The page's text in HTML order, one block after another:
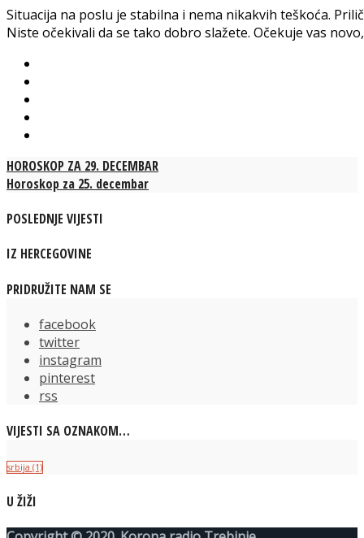
Situacija na poslu je stabilna i nema nikakvih teškoća.
Niste očekivali da se tako dobro slažete. Očekuje vas
HOROSKOP ZA 29. DECEMBAR
Horoskop za 25. decembar
POSLEDNJE VIJESTI
IZ HERCEGOVINE
PRIDRUŽITE NAM SE
facebook
twitter
instagram
pinterest
rss
VIJESTI SA OZNAKOM…
srbija (1)
U ŽIŽI